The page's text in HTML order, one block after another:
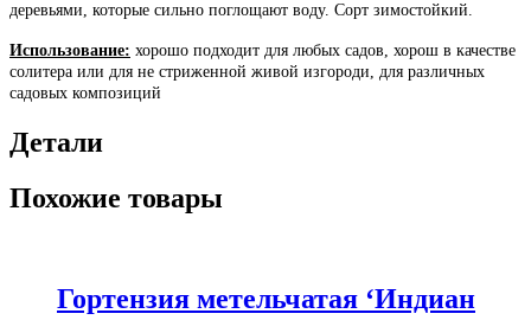
деревьями, которые сильно поглощают воду. Сорт зимостойкий.
Использование: хорошо подходит для любых садов, хорош в качестве
солитера или для не стриженной живой изгороди, для различных
садовых композиций
Детали
Похожие товары
Гортензия метельчатая ‘Индиан